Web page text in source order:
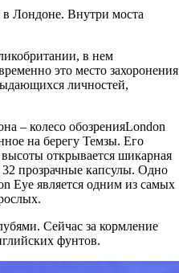
в Лондоне. Внутри моста
в нем
это место захоронения
личностей,
– колесо обозренияLondon
на берегу Темзы. Его
открывается шикарная
прозрачные капсулы. Одно
Eye является одним из самых
Сейчас за кормление
фунтов.